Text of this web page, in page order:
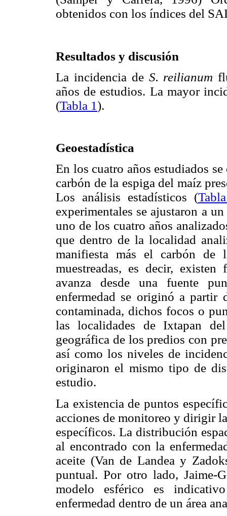
obtenidos con los índices del
Resultados y discusión
La incidencia de S. reilianum
años de estudios. La mayor
(Tabla 1).
Geoestadística
En los cuatro años estudiados
carbón de la espiga del maíz
Los análisis estadísticos (
experimentales se ajustaron a
uno de los cuatro años
que dentro de la localidad
manifiesta más el carbón de
muestreadas, es decir,
avanza desde una fuente
enfermedad se originó a
contaminada, dichos focos o
las localidades de Ixtapan
geográfica de los predios con
así como los niveles de
originaron el mismo tipo de
estudio.
La existencia de puntos
acciones de monitoreo y dirigir
específicos. La distribución
al encontrado con la
aceite (Van de Landea y
puntual. Por otro lado, Jaime-
modelo esférico es
enfermedad dentro de un área